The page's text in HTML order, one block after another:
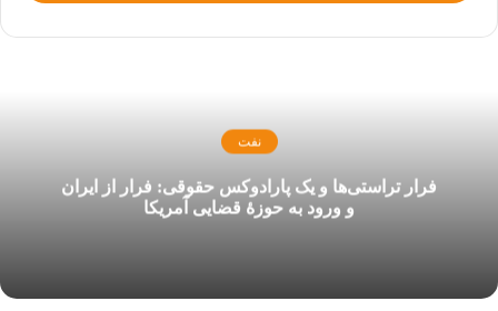
نفت
فرار تراستی‌ها و یک پارادوکس حقوقی: فرار از ایران
و ورود به حوزۀ قضایی آمریکا